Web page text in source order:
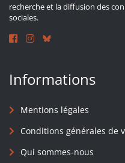
recherche et la diffusion des
sociales.
Informations
Mentions légales
Conditions générales de
Qui sommes-nous